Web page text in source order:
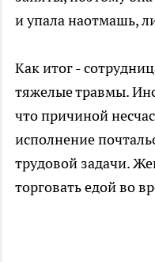
и упала наотмашь,
Как итог -
тяжелые травмы.
что причиной
исполнение
трудовой задачи.
торговать едой во